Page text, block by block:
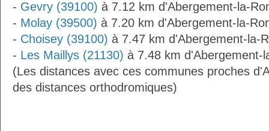
- Gevry (39100) à 7.12 km d'Abergement-la-
- Molay (39500) à 7.20 km d'Abergement-la-
- Choisey (39100) à 7.47 km d'Abergement-la-
- Les Maillys (21130) à 7.48 km d'Abergement-
(Les distances avec ces communes proches
des distances orthodromiques)